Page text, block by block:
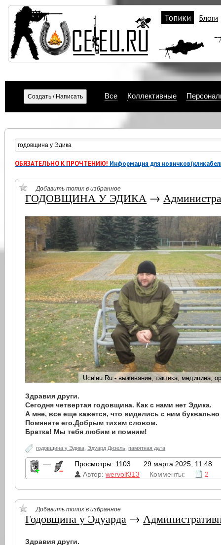
Топики Блоги
Все Коллективные
ОБЯЗАТЕЛЬНО К ПРОЧТЕНИЮ! Информация для
Добавить топик в избранное
ГОДОВЩИНА У ЭДИКА →
Здравия други.
Сегодня четвертая годовщина. Как с нами нет Эдика.
А мне, все еще кажется, что виделись с ним буквально
Помяните его.Добрым тихим словом.
Братка! Мы тебя любим и помним!
годовщина у Эдика ,Эдуард Дизель ,памятная дата
— Просмотры: 1103
29 марта 2025, 11:48
Автор:wervolf313 Комменты: 2
Добавить топик в избранное
Годовщина у Эдуарда →
Здравия други.